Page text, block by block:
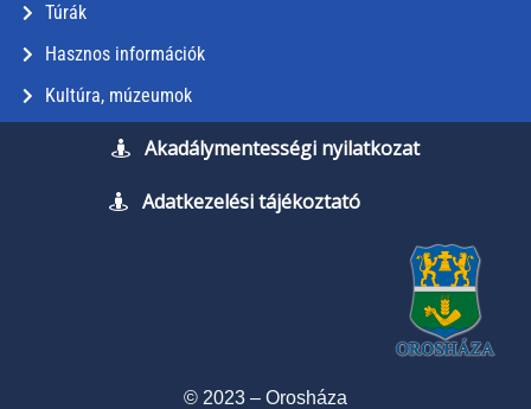
Túrák
Hasznos információk
Kultúra, múzeumok
Akadálymentességi nyilatkozat
Adatkezelési tájékoztató
© 2023 – Orosháza